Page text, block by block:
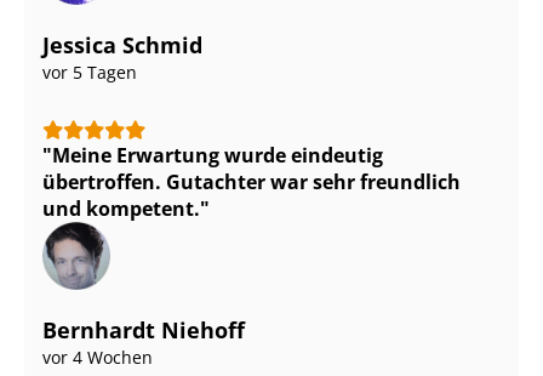
Jessica Schmid
vor 5 Tagen
Meine Erwartung wurde eindeutig
übertroffen. Gutachter war sehr freundlich
und kompetent.
Bernhardt Niehoff
vor 4 Wochen